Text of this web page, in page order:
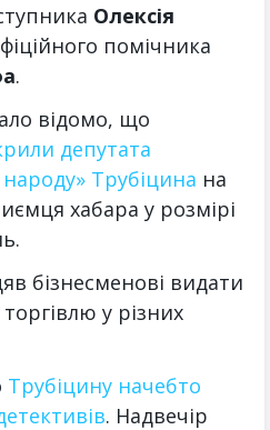
Олексія
помічника
.
відомо, що
депутата
народу» Трубіцина на
хабара у розмірі
бізнесменові видати
у різних
Трубіцину начебто
. Надвечір